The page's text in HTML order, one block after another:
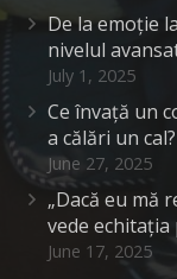
De la emoție
nivelul
July 1, 2025
Ce învață un
a călări un cal?
June 27, 2025
„Dacă eu mă
vede
June 17, 2025